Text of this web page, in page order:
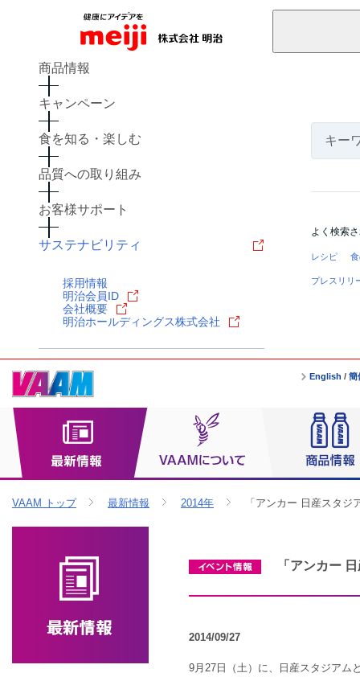
商品情報
キャンペーン
食を知る・楽しむ
品質への取り組み
お客様サポート
サステナビリティ
採用情報
明治会員ID
会社概要
明治ホールディングス株式会社
よく検索
レシピ
プレスリリ
English / 簡
VAAM トップ 最新情報 2014年 「アンカー 日産スタ
「アンカー
2014/09/27
9月27日（土）に、日産スタジアム